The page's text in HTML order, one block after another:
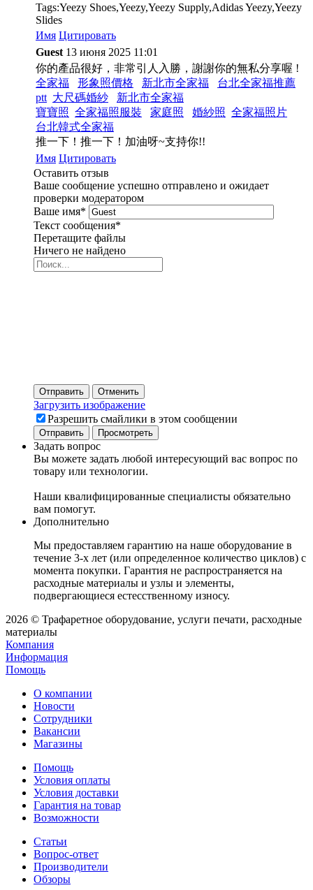
Tags:Yeezy Shoes,Yeezy,Yeezy Supply,Adidas Yeezy,Yeezy
Slides
Имя Цитировать
Guest 13 июня 2025 11:01
你的產品很好，非常引人入勝，謝謝你的無私分享喔 !
全家福
形象照價格 新北市全家福
台北全家福推薦
ptt 大尺碼婚紗
新北市全家福
寶寶照 全家福照服裝 家庭照 婚紗照 全家福照片
台北韓式全家福
推一下！推一下！加油呀~支持你!!
Имя Цитировать
Оставить отзыв
Ваше сообщение успешно отправлено и ожидает
проверки модератором
Ваше имя*
Текст сообщения*
Перетащите файлы
Ничего не найдено
Отправить Отменить
Загрузить изображение
Разрешить смайлики в этом сообщении
Задать вопрос
Вы можете задать любой интересующий вас вопрос по
товару или технологии.
Наши квалифицированные специалисты обязательно
вам помогут.
Дополнительно
Мы предоставляем гарантию на наше оборудование в
течение 3-х лет (или определенное количество циклов) с
момента покупки. Гарантия не распространяется на
расходные материалы и узлы и элементы,
подвергающиеся естесственному износу.
2026 © Трафаретное оборудование, услуги печати, расходные
материалы
Компания
Информация
Помощь
О компании
Новости
Сотрудники
Вакансии
Магазины
Помощь
Условия оплаты
Условия доставки
Гарантия на товар
Возможности
Статьи
Вопрос-ответ
Производители
Обзоры